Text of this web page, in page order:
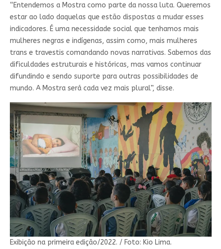
“Entendemos a Mostra como parte da nossa luta. Queremos
estar ao lado daquelas que estão dispostas a mudar esses
indicadores. É uma necessidade social que tenhamos mais
mulheres negras e indígenas, assim como, mais mulheres
trans e travestis comandando novas narrativas. Sabemos das
dificuldades estruturais e históricas, mas vamos continuar
difundindo e sendo suporte para outras possibilidades de
mundo. A Mostra será cada vez mais plural”, disse.
Exibição na primeira edição/2022. / Foto: Kio Lima.